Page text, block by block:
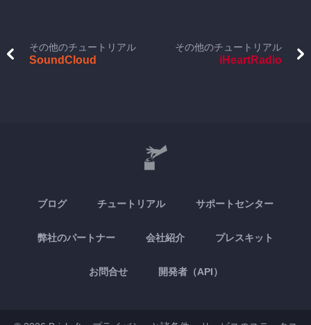
その他のチュートリアル
SoundCloud
その他のチュートリアル
iHeartRadio
ブログ チュートリアル サポートセンター
弊社のパートナー 会社紹介 プレスキット
お問合せ 開発者（API）